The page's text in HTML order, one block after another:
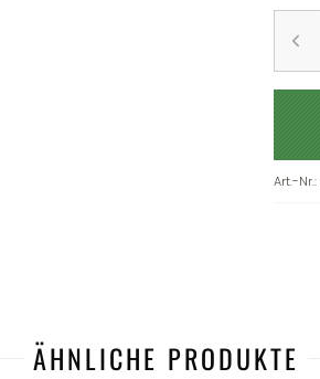
Art.-Nr.:
ÄHNLICHE PRODUKTE